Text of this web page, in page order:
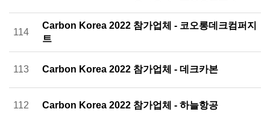
114
Carbon Korea 2022 참가업체 - 코오롱데크컴퍼지
트
113 Carbon Korea 2022 참가업체 - 데크카본
112 Carbon Korea 2022 참가업체 - 하늘항공